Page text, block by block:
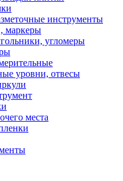
инструменты
маркеры
угломеры
уровни, отвесы
места